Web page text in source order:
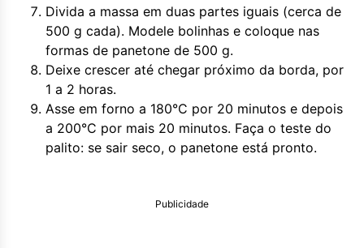
Divida a massa em duas partes iguais (cerca de
500 g cada). Modele bolinhas e coloque nas
formas de panetone de 500 g.
Deixe crescer até chegar próximo da borda, por
1 a 2 horas.
Asse em forno a 180°C por 20 minutos e depois
a 200°C por mais 20 minutos. Faça o teste do
palito: se sair seco, o panetone está pronto.
Publicidade